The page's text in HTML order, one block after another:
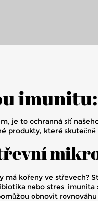
je to ochranná síť
produkty, které skutečně
má kořeny ve střevech?
nebo stres,
obnovit